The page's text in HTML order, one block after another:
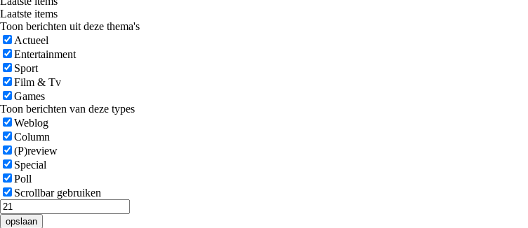
Laatste items
Toon berichten uit deze thema's
Actueel
Entertainment
Sport
Film & Tv
Games
Toon berichten van deze types
Weblog
Column
(P)review
Special
Poll
Scrollbar gebruiken
opslaan